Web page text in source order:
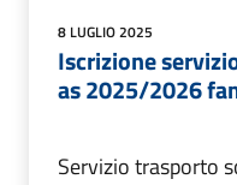
8 LUGLIO 2025
Iscrizione
as 2025/2026
Servizio trasporto